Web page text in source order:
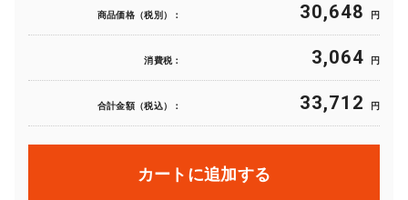
商品価格（税別）： 30,648 円
消費税： 3,064 円
合計金額（税込）： 33,712 円
カートに追加する